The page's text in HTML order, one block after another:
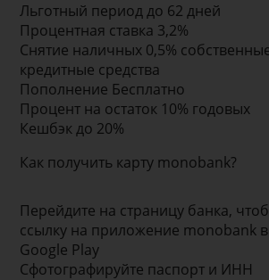
Льготный период до 62 дней
Процентная ставка 3,2%
Снятие наличных 0,5%
кредитные средства
Пополнение Бесплатно
Процент на остаток 10% годовых
Кешбэк до 20%
Как получить карту monobank?
Перейдите на страницу банка,
ссылку на приложение monobank
Google Play
Сфотографируйте паспорт и ИНН